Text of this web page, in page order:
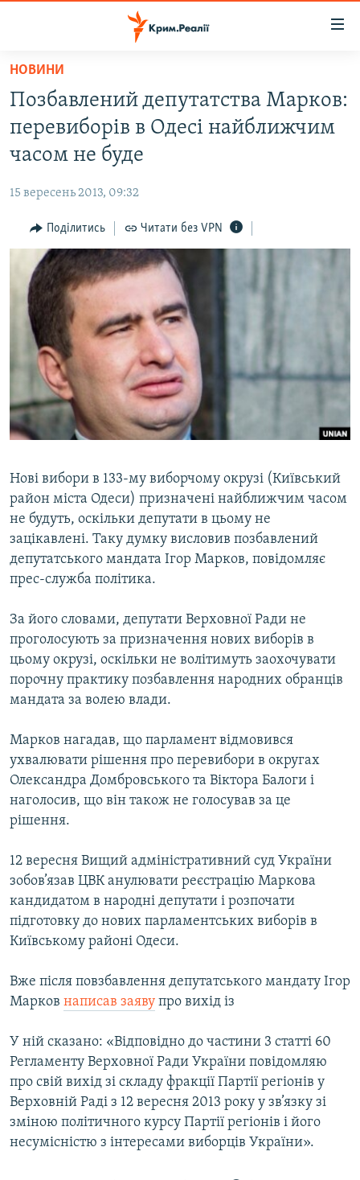
Перейти
основного
матеріалу
Перейти
основної
навігації
Перейти
до
пошуку
НОВИНИ
ВОДА.КРИМ
ВІДЕО ТА ФОТО
БЛОГИ
ПОГЛЯД
ІНТЕРВ'Ю
ВСЕ ЗА ДЕНЬ
СПЕЦПРОЕКТИ
ДЕПОРТАЦІЯ
ВІДЕОУРОКИ «ELIFBE»
СВІДЧЕННЯ ОКУПАЦІЇ
УКРАЇНСЬКА ПРОБЛЕМА КРИМУ
ЯК ОБІЙТИ БЛОКУВАННЯ
Русский
Qırımtatar
Усі сайти RFE/RL
НОВИНИ
Позбавлений депутатства Марков:
перевиборів в Одесі найближчим
часом не буде
15 вересень 2013, 09:32
Поділитись Читати без VPN
Нові вибори в 133-му виборчому окрузі (Київський
район міста Одеси) призначені найближчим часом
не будуть, оскільки депутати в цьому не
зацікавлені. Таку думку висловив позбавлений
депутатського мандата Ігор Марков, повідомляє
прес-служба політика.
За його словами, депутати Верховної Ради не
проголосують за призначення нових виборів в
цьому окрузі, оскільки не волітимуть заохочувати
порочну практику позбавлення народних обранців
мандата за волею влади.
Марков нагадав, що парламент відмовився
ухвалювати рішення про перевибори в округах
Олександра Домбровського та Віктора Балоги і
наголосив, що він також не голосував за це
рішення.
12 вересня Вищий адміністративний суд України
зобов’язав ЦВК анулювати реєстрацію Маркова
кандидатом в народні депутати і розпочати
підготовку до нових парламентських виборів в
Київському районі Одеси.
Вже після повзбавлення депутатського мандату Ігор
Марков написав заяву про вихід із
У ній сказано: «Відповідно до частини 3 статті 60
Регламенту Верховної Ради України повідомляю
про свій вихід зі складу фракції Партії регіонів у
Верховній Раді з 12 вересня 2013 року у зв’язку зі
зміною політичного курсу Партії регіонів і його
несумісністю з інтересами виборців України».